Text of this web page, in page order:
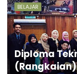
BELAJAR
Diploma